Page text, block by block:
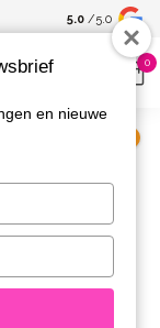
Spaar voor
kortingen
5.0 /5.0
0
step Packet Box
4-step
en nieuwe